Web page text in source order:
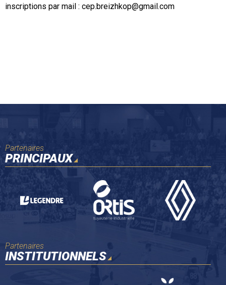
inscriptions par mail : cep.breizhkop@gmail.com
Partenaires
PRINCIPAUX
Partenaires
INSTITUTIONNELS